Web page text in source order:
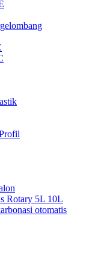
Rotary 5L 10L
otomatis